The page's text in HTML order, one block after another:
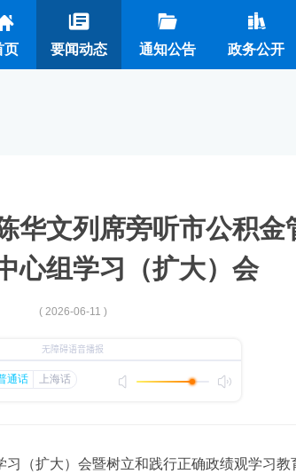
页 要闻动态 通知公告 政务公开
华文列席旁听市公积金
心组学习（扩大）会
( 2026-06-11 )
扩大）会暨树立和践行正确政绩观学习教